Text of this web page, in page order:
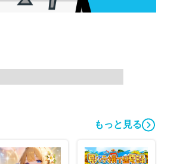
もっと見る